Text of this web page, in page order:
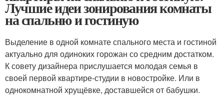
Лучшие идеи зонирования комнаты
на спальню и гостиную
Выделение в одной комнате спального места и гостиной
актуально для одиноких горожан со средним достатком.
К совету дизайнера прислушается молодая семья в
своей первой квартире-студии в новостройке. Или в
однокомнатной хрущёвке, доставшейся от бабушки.